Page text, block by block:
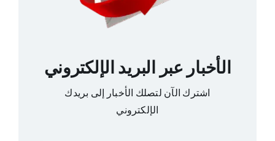
الأخبار عبر البريد الإلكتروني
اشترك الآن لتصلك الأخبار إلى بريدك
الإلكتروني